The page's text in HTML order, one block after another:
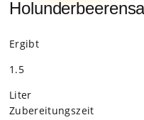
Ergibt
1.5
Liter
Zube­rei­tungs­zeit